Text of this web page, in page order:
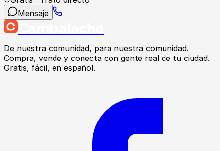
Mensaje
De nuestra comunidad, para nuestra comunidad.
Compra, vende y conecta con gente real de tu ciudad.
Gratis, fácil, en español.